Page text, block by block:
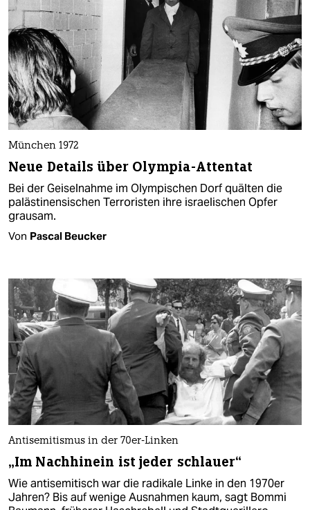
München 1972
Neue Details über Olympia-Attentat
Bei der Geiselnahme im Olympischen Dorf quälten die
palästinensischen Terroristen ihre israelischen Opfer
grausam.
Von Pascal Beucker
Antisemitismus in der 70er-Linken
„Im Nachhinein ist jeder schlauer“
Wie antisemitisch war die radikale Linke in den 1970er
Jahren? Bis auf wenige Ausnahmen kaum, sagt Bommi